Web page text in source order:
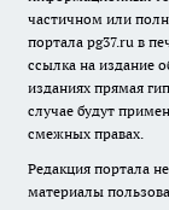
частичном или
портала pg37.ru в
ссылка на издание
изданиях прямая
случае будут
смежных правах.
Редакция портала
материалы